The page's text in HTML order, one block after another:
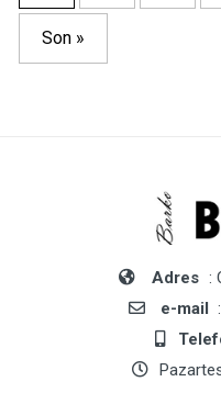
Son »
Adres :
e-mail